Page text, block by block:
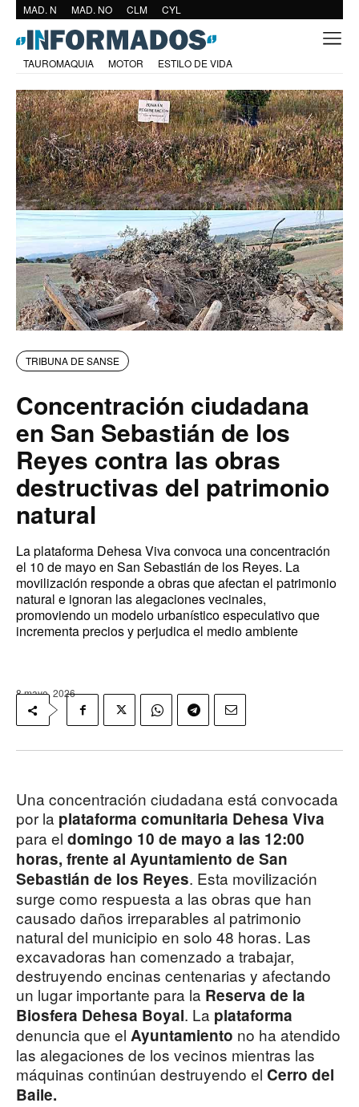
MAD. N MAD. NO CLM CYL
TAUROMAQUIA MOTOR ESTILO DE VIDA
TRIBUNA DE SANSE
Concentración ciudadana
en San Sebastián de los
Reyes contra las obras
destructivas del patrimonio
natural
La plataforma Dehesa Viva convoca una concentración
el 10 de mayo en San Sebastián de los Reyes. La
movilización responde a obras que afectan el patrimonio
natural e ignoran las alegaciones vecinales,
promoviendo un modelo urbanístico especulativo que
incrementa precios y perjudica el medio ambiente
8 mayo, 2026
Una concentración ciudadana está convocada
por la plataforma comunitaria Dehesa Viva
para el domingo 10 de mayo a las 12:00
horas, frente al Ayuntamiento de San
Sebastián de los Reyes. Esta movilización
surge como respuesta a las obras que han
causado daños irreparables al patrimonio
natural del municipio en solo 48 horas. Las
excavadoras han comenzado a trabajar,
destruyendo encinas centenarias y afectando
un lugar importante para la Reserva de la
Biosfera Dehesa Boyal. La plataforma
denuncia que el Ayuntamiento no ha atendido
las alegaciones de los vecinos mientras las
máquinas continúan destruyendo el Cerro del
Baile.